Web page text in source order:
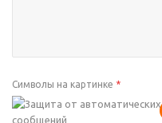
Символы на картинке *